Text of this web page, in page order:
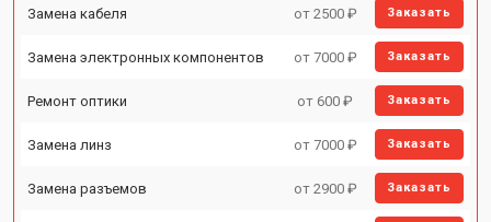
Замена кабеля от 2500 ₽ Заказать
Замена электронных компонентов от 7000 ₽ Заказать
Ремонт оптики от 600 ₽ Заказать
Замена линз от 7000 ₽ Заказать
Замена разъемов от 2900 ₽ Заказать